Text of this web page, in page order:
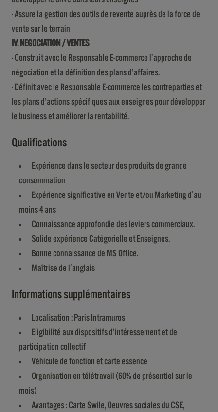
· Assure la gestion des outils de revente auprès de la force de
vente sur le terrain
IV. NEGOCIATION / VENTES
· Construit avec le Responsable E-commerce l’approche de
négociation et la définition des plans d’affaires.
· Définit avec le Responsable E-commerce les contreparties et
les plans d’actions spécifiques aux enseignes pour développer
le business et améliorer la rentabilité.
Qualifications
Expérience dans le secteur des produits de grande
consommation
Expérience significative en Vente et/ou Marketing d'au
moins 4 ans
Connaissance approfondie des leviers commerciaux.
Solide expérience Catégorielle et Enseignes.
Bonne connaissance de MS Office.
Maîtrise de l'anglais
Informations supplémentaires
Localisation : Paris Intramuros
Eligibilité aux dispositifs d’intéressement et de
participation collectif
Véhicule de fonction et carte essence
Organisation en télétravail (60% de présentiel sur le
mois)
Avantages : Carte Swile, Oeuvres sociales du CSE,